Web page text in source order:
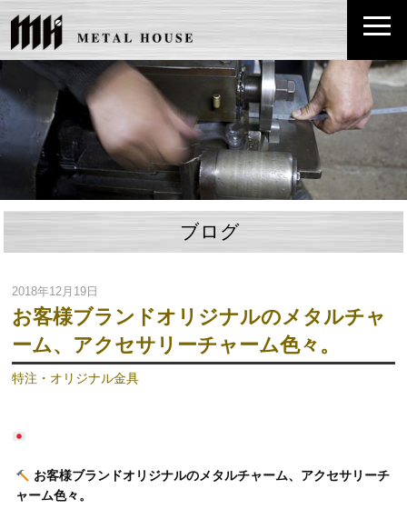
ブログ
2018年12月19日
お客様ブランドオリジナルのメタルチャ
ーム、アクセサリーチャーム色々。
特注・オリジナル金具
お客様ブランドオリジナルのメタルチャーム、アクセサリーチ
ャーム色々。